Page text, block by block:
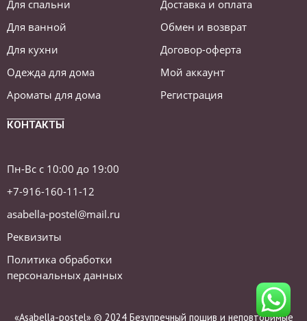
Для спальни
Для ванной
Для кухни
Одежда для дома
Ароматы для дома
Доставка и оплата
Обмен и возврат
Договор-оферта
Мой аккаунт
Регистрация
КОНТАКТЫ
Пн-Вс с 10:00 до 19:00
+7-916-160-11-12
asabella-postel@mail.ru
Реквизиты
Политика обработки
персональных данных
«Asabella-postel» © 2024 Безупречный пошив и неповторимые